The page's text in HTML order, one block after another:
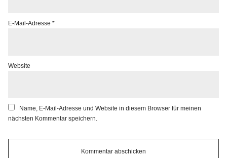
E-Mail-Adresse*
Website
Name, E-Mail-Adresse und Website in diesem Browser für meinen
nächsten Kommentar speichern.